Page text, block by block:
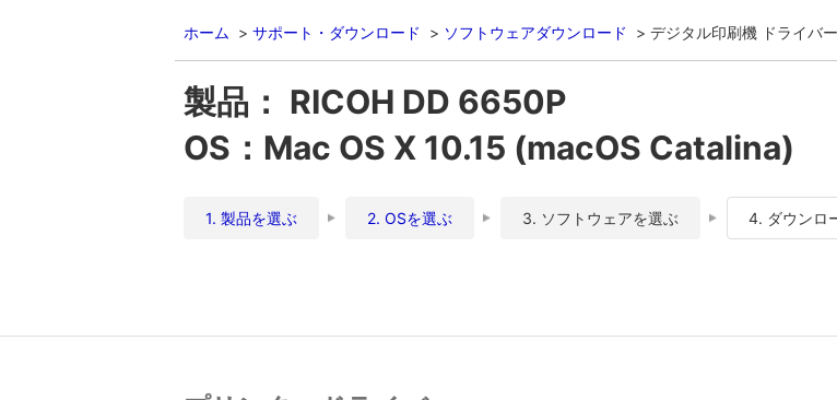
ホーム サポート・ダウンロード ソフトウェアダウンロード デジタル印刷機 ドライバー
製品： RICOH DD 6650P
OS：Mac OS X 10.15 (macOS Catalina)
1. 製品を選ぶ 2. OSを選ぶ 3. ソフトウェアを選ぶ 4. ダウンロ